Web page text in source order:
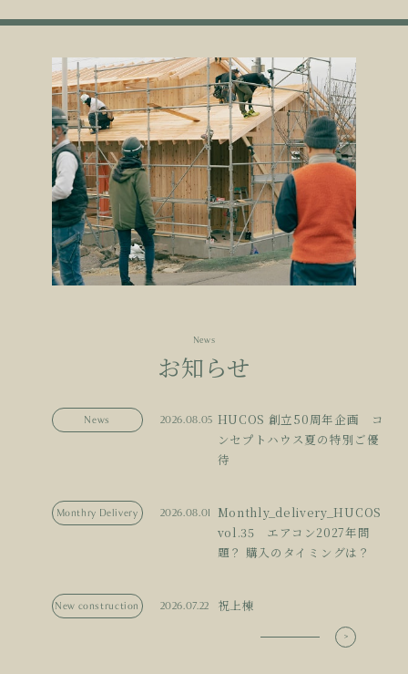
News
お知らせ
News 2026.08.05 HUCOS 創立50周年企画 コ
ンセプトハウス夏の特別ご優
待
Monthry Delivery 2026.08.01
Monthly_delivery_HUCOS
vol.35 エアコン2027年問
題？ 購入のタイミングは？
New construction 2026.07.22 祝上棟